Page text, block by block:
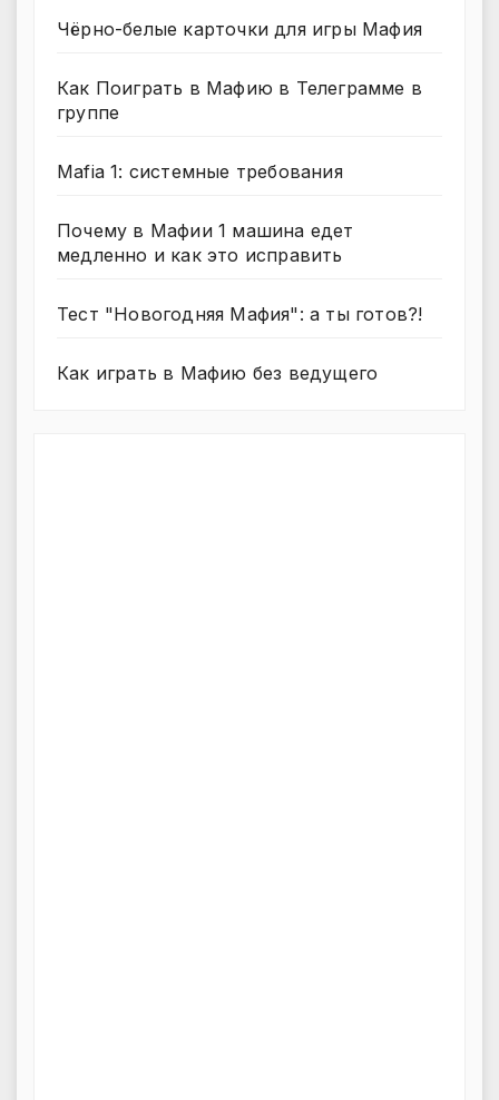
Чёрно-белые карточки для игры Мафия
Как Поиграть в Мафию в Телеграмме в
группе
Mafia 1: системные требования
Почему в Мафии 1 машина едет
медленно и как это исправить
Тест "Новогодняя Мафия": а ты готов?!
Как играть в Мафию без ведущего